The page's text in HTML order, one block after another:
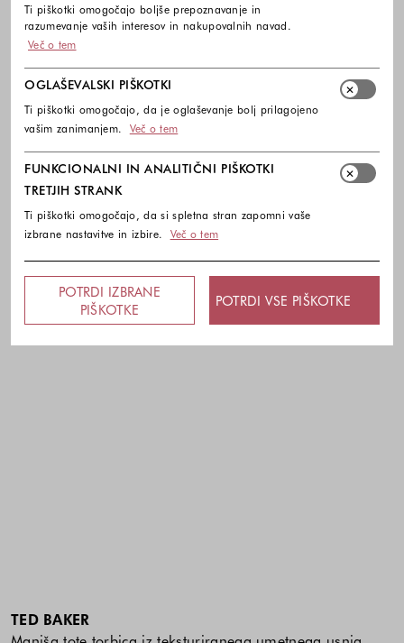
TED BAKER
Ti piškotki omogočajo boljše prepoznavanje in
razumevanje vaših interesov in nakupovalnih navad.
Več o tem
OGLAŠEVALSKI PIŠKOTKI
Ti piškotki omogočajo, da je oglaševanje bolj prilagojeno
vašim zanimanjem.
Več o tem
FUNKCIONALNI IN ANALITIČNI PIŠKOTKI
TRETJIH STRANK
Ti piškotki omogočajo, da si spletna stran zapomni vaše
izbrane nastavitve in izbire.
Več o tem
POTRDI IZBRANE
PIŠKOTKE
POTRDI VSE PIŠKOTKE